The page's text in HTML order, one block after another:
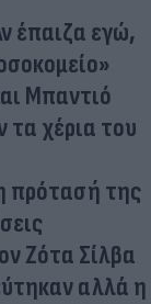
έπαιζα εγώ,
Μπαντιό
τα χέρια του
πρότασή της
Ζότα Σίλβα
αλλά η